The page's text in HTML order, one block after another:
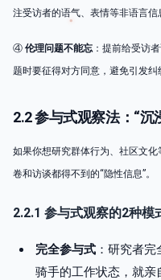
注受访者的语气、表情等非语言
④ 伦理问题不能忘：提前给受访
题时要征得对方同意，避免引发纠
2.2 参与式观察法：“沉
如果你想研究群体行为、社区文
卷和访谈都得不到的“隐性信息”。
2.2.1 参与式观察的2种模
完全参与式 ：研究者
骑手的工作状态，就亲